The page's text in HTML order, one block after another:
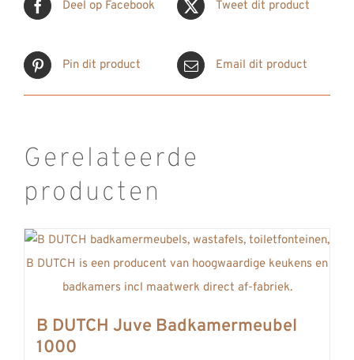
Deel op Facebook Tweet dit product
Pin dit product Email dit product
Gerelateerde
producten
B DUTCH Juve Badkamermeubel
1000